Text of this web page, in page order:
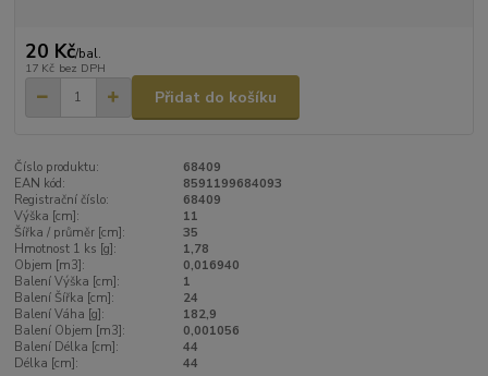
20 Kč/bal.
17 Kč bez DPH
Přidat do košíku
Číslo produktu:
68409
EAN kód:
8591199684093
Registrační číslo:
68409
Výška [cm]:
11
Šířka / průměr [cm]:
35
Hmotnost 1 ks [g]:
1,78
Objem [m3]:
0,016940
Balení Výška [cm]:
1
Balení Šířka [cm]:
24
Balení Váha [g]:
182,9
Balení Objem [m3]:
0,001056
Balení Délka [cm]:
44
Délka [cm]:
44